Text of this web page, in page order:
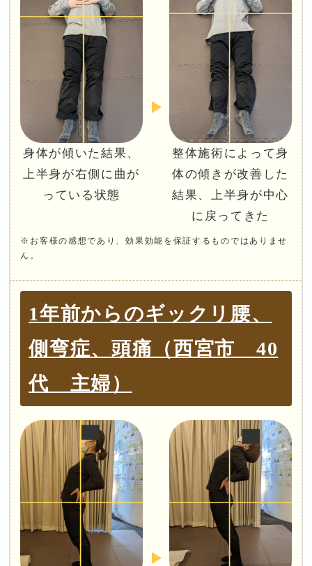
身体が傾いた結果、
上半身が右側に曲が
っている状態
整体施術によって身
体の傾きが改善した
結果、上半身が中心
に戻ってきた
※お客様の感想であり、効果効能を保証するものではありませ
ん。
1年前からのギックリ腰、
側弯症、頭痛（西宮市 40
代 主婦）